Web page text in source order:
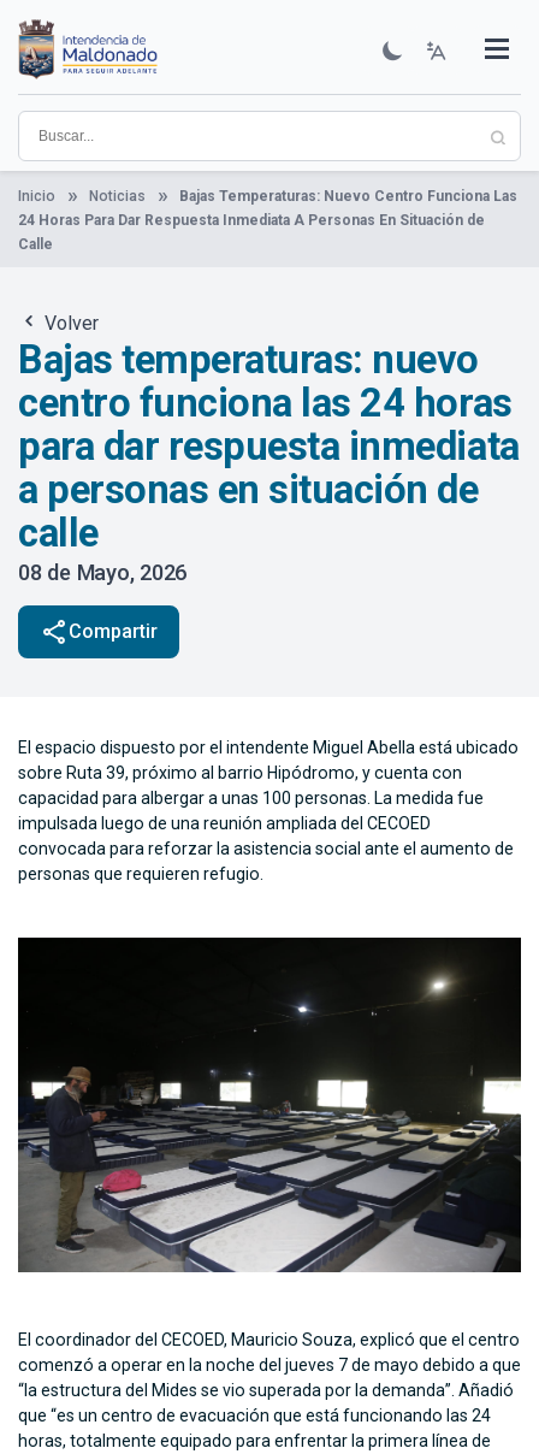
contenido
principal
Institucional
Municipios
Descubre Maldonado
Comunicación
Servicios
Guía De Trámites
Ver Noticias
Inicio Noticias
Bajas Temperaturas: Nuevo Centro Funciona Las
24 Horas Para Dar Respuesta Inmediata A Personas En Situación de
Calle
Volver
Bajas temperaturas: nuevo
centro funciona las 24 horas
para dar respuesta inmediata
a personas en situación de
calle
08 de Mayo, 2026
share Compartir
El espacio dispuesto por el intendente Miguel Abella está ubicado
sobre Ruta 39, próximo al barrio Hipódromo, y cuenta con
capacidad para albergar a unas 100 personas. La medida fue
impulsada luego de una reunión ampliada del CECOED
convocada para reforzar la asistencia social ante el aumento de
personas que requieren refugio.
El coordinador del CECOED, Mauricio Souza, explicó que el centro
comenzó a operar en la noche del jueves 7 de mayo debido a que
“la estructura del Mides se vio superada por la demanda”. Añadió
que “es un centro de evacuación que está funcionando las 24
horas, totalmente equipado para enfrentar la primera línea de